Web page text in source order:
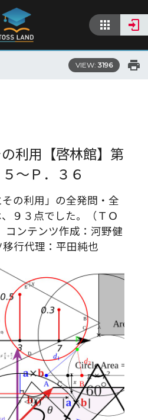
VIEW: 3196
利用【啓林館】第
～Ｐ．３６
の利用」の全発問・全
９３点でした。（ＴＯ
コンテンツ作成：河野健
行代理：平田純也